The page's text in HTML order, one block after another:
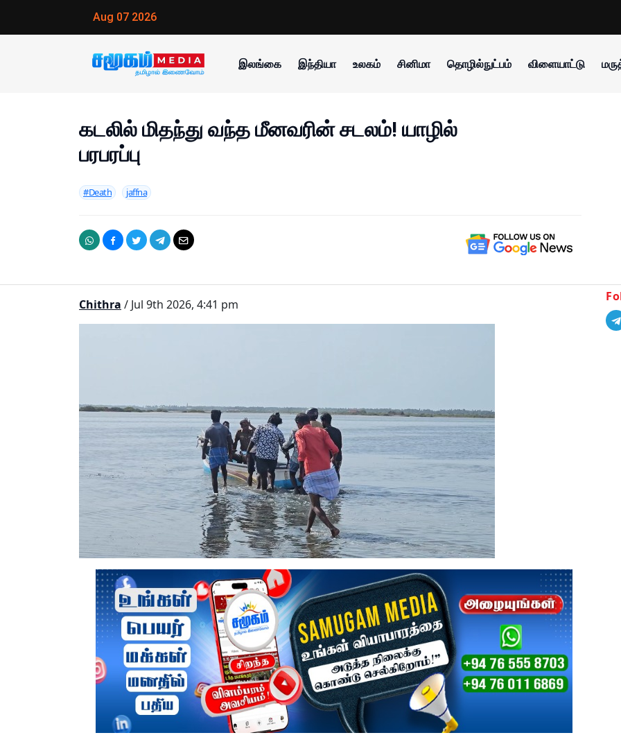
Aug 07 2026
இலங்கை இந்தியா உலகம் சினிமா தொழில்நுட்பம் விளையாட்டு
கடலில் மிதந்து வந்த மீனவரின் சடலம்! யாழில்
பரபரப்பு
#Death jaffna
Chithra / Jul 9th 2026, 4:41 pm